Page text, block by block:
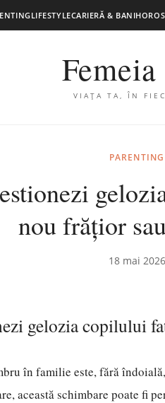
LIFESTYLECARIERĂ & BANI
VIAȚA TA, ÎN
PARENTING
nou frățior
18 mai 2026
gelozia copilului
în familie este, fără
această schimbare poate fi